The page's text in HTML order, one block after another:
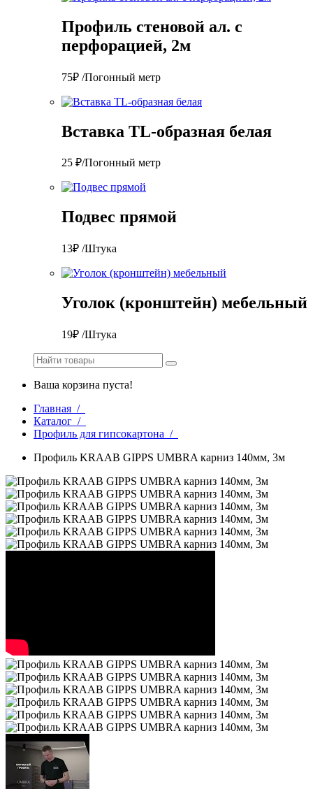
Профиль стеновой ал. с
перфорацией, 2м
75₽ /Погонный метр
Вставка TL-образная белая
25 ₽/Погонный метр
Подвес прямой
13₽ /Штука
Уголок (кронштейн) мебельный
19₽ /Штука
Ваша корзина пуста!
Главная /
Каталог /
Профиль для гипсокартона /
Профиль KRAAB GIPPS UMBRA карниз 140мм, 3м